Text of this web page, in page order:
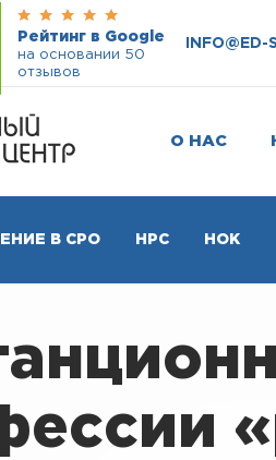
Рейтинг в Google
на основании 50
отзывов
INFO@ED-
О НАС
В СРО НРС НОК